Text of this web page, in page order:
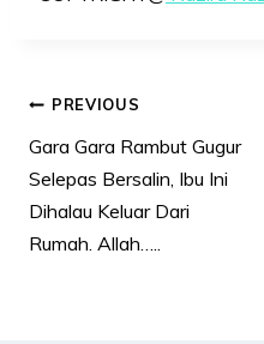
Post
navigation
PREVIOUS
Gara Gara Rambut Gugur
Selepas Bersalin, Ibu Ini
Dihalau Keluar Dari
Rumah. Allah…..